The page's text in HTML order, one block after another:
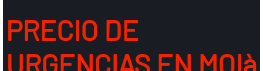
PRECIO DE
URGENCIAS EN MOIà